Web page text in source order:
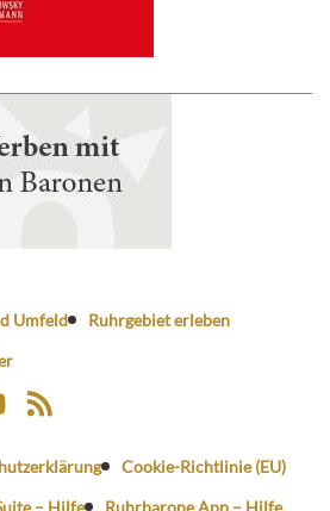
Umfeld
Ruhrgebiet erleben
Cookie-Richtlinie (EU)
– Hilfe
Ruhrbarone App – Hilfe